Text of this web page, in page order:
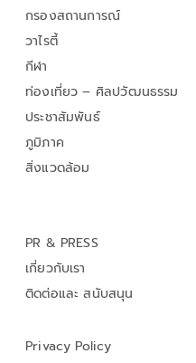
กรองสถานการณ์
วาไรตี้
กีฬา
ท่องเที่ยว – ศิลปวัฒนธรรม
ประชาสัมพันธ์
ภูมิภาค
สิ่งแวดล้อม
PR & PRESS
เกี่ยวกับเรา
ติดต่อและ สนับสนุน
Privacy Policy